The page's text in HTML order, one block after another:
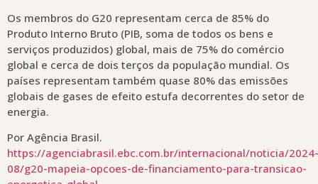
Os membros do G20 representam cerca de 85% do
Produto Interno Bruto (PIB, soma de todos os bens e
serviços produzidos) global, mais de 75% do comércio
global e cerca de dois terços da população mundial. Os
países representam também quase 80% das emissões
globais de gases de efeito estufa decorrentes do setor de
energia.
Por Agência Brasil.
https://agenciabrasil.ebc.com.br/internacional/noticia/2024-
08/g20-mapeia-opcoes-de-financiamento-para-transicao-